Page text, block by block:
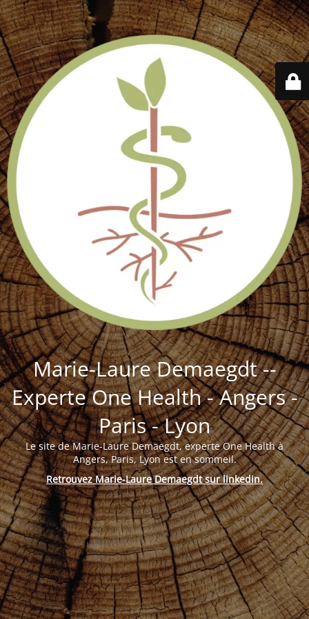
Marie-Laure Demaegdt --
Experte One Health - Angers -
Paris - Lyon
Le site de Marie-Laure Demaegdt, experte One Health à
Angers, Paris, Lyon est en sommeil.
Retrouvez Marie-Laure Demaegdt sur linkedin.